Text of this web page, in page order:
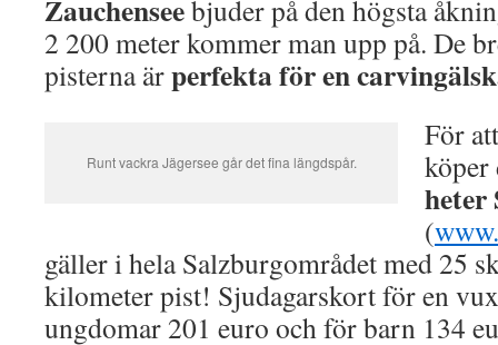
Zauchenseebjuder på den högsta
2 200 meter kommer man upp på. De
pisterna ärperfekta för en
Runt vackra Jägersee går det fina längdspår.
För
heter
(
gäller i hela Salzburgområdet med 25
kilometer pist! Sjudagarskort för en
ungdomar 201 euro och för barn 134